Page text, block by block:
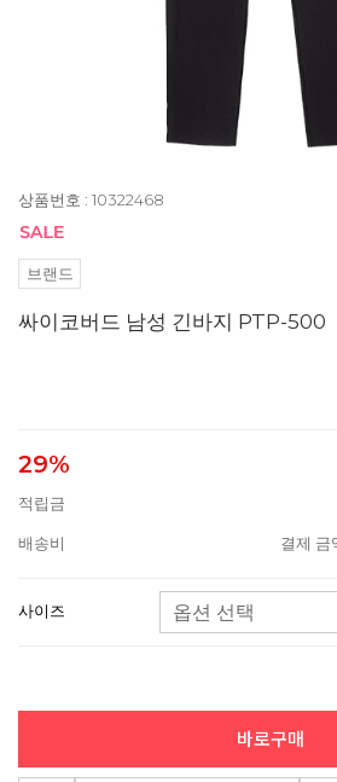
상품번호 : 10322468
브랜드
싸이코버드 남성 긴바지 PTP-500
29%
적립금
배송비 결제 금
사이즈
바로구매